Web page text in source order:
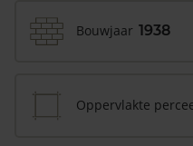
Bouwjaar 1938
Oppervlakte